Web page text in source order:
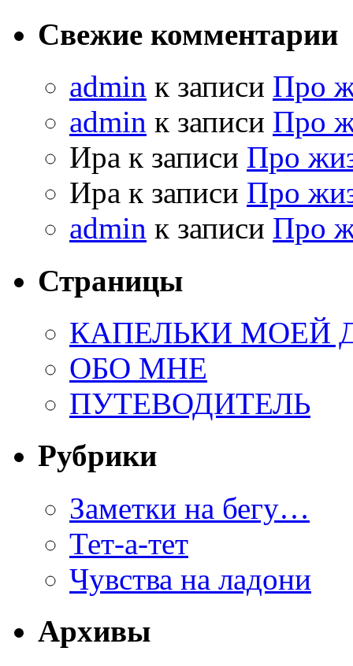
Свежие комментарии
admin к записи Про
admin к записи Про
Ира к записи Про
Ира к записи Про
admin к записи Про
Страницы
КАПЕЛЬКИ МОЕЙ
ОБО МНЕ
ПУТЕВОДИТЕЛЬ
Рубрики
Заметки на бегу…
Тет-а-тет
Чувства на ладони
Архивы